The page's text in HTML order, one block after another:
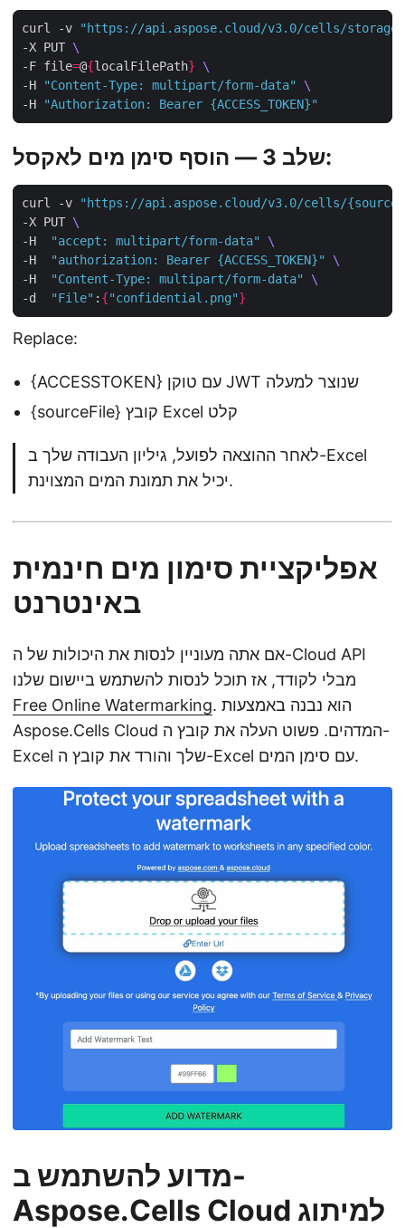
curl -v
"https://api.aspose.cloud/v3.0/cells/
-X PUT
-F file=@{localFilePath}
-H
"Content-Type: multipart/form-data"
-H
"Authorization: Bearer {ACCESS_TOKEN}"
שלב 3 — הוסף סימן מים לאקסל:
curl -v
"https://api.aspose.cloud/v3.0/cells/
-X PUT
-H
"accept: multipart/form-data"
-H
"authorization: Bearer {ACCESS_TOKEN}"
-H
"Content-Type: multipart/form-data"
-d
"File" : {"confidential.png"}
Replace:
{ACCESSTOKEN} עם טוקן JWT שנוצר למעלה
{sourceFile} קובץ Excel קלט
לאחר ההוצאה לפועל, גיליון העבודה שלך ב-Excel
יכיל את תמונת המים המצוינת.
אפליקציית סימון מים חינמית
באינטרנט
אם אתה מעוניין לנסות את היכולות של ה-Cloud API
מבלי לקודד, אז תוכל לנסות להשתמש ביישום שלנו
Free Online Watermarking. הוא נבנה באמצעות
Aspose.Cells Cloud המדהים. פשוט העלה את קובץ ה-
Excel שלך והורד את קובץ ה-Excel עם סימן המים.
מדוע להשתמש ב-
Aspose.Cells Cloud למיתוג